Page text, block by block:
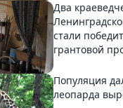
Два
стали
грантовой
Популяция
леопарда